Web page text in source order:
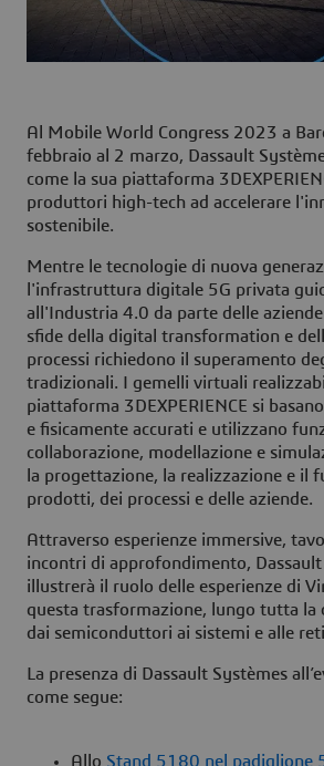
Al Mobile World Congress 2023 a
febbraio al 2 marzo, Dassault
come la sua piattaforma
produttori high-tech ad accelerare
sostenibile.
Mentre le tecnologie di nuova
l'infrastruttura digitale 5G privata
all'Industria 4.0 da parte delle
sfide della digital transformation e
processi richiedono il superamento
tradizionali. I gemelli virtuali
piattaforma 3DEXPERIENCE si
e fisicamente accurati e utilizzano
collaborazione, modellazione e
la progettazione, la realizzazione e il
prodotti, dei processi e delle aziende.
Attraverso esperienze immersive,
incontri di approfondimento, Dassault
illustrerà il ruolo delle esperienze di
questa trasformazione, lungo tutta la
dai semiconduttori ai sistemi e alle
La presenza di Dassault Systèmes
come segue:
Allo Stand 5180 nel padiglione